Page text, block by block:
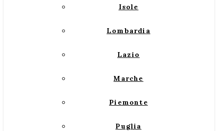
Isole
Lombardia
Lazio
Marche
Piemonte
Puglia